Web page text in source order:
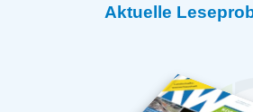
Aktuelle